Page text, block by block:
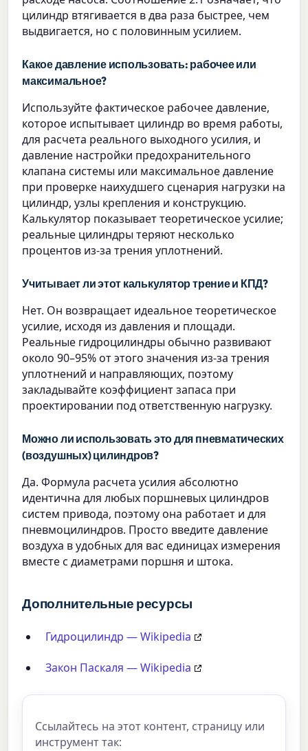
цилиндр втягивается в два раза быстрее, чем
выдвигается, но с половинным усилием.
Какое давление использовать: рабочее или
максимальное?
Используйте фактическое рабочее давление,
которое испытывает цилиндр во время работы,
для расчета реального выходного усилия, и
давление настройки предохранительного
клапана системы или максимальное давление
при проверке наихудшего сценария нагрузки на
цилиндр, узлы крепления и конструкцию.
Калькулятор показывает теоретическое усилие;
реальные цилиндры теряют несколько
процентов из-за трения уплотнений.
Учитывает ли этот калькулятор трение и КПД?
Нет. Он возвращает идеальное теоретическое
усилие, исходя из давления и площади.
Реальные гидроцилиндры обычно развивают
около 90–95% от этого значения из-за трения
уплотнений и направляющих, поэтому
закладывайте коэффициент запаса при
проектировании под ответственную нагрузку.
Можно ли использовать это для пневматических
(воздушных) цилиндров?
Да. Формула расчета усилия абсолютно
идентична для любых поршневых цилиндров
систем привода, поэтому она работает и для
пневмоцилиндров. Просто введите давление
воздуха в удобных для вас единицах измерения
вместе с диаметрами поршня и штока.
Дополнительные ресурсы
Гидроцилиндр — Wikipedia
Закон Паскаля — Wikipedia
Ссылайтесь на этот контент, страницу или
инструмент так: